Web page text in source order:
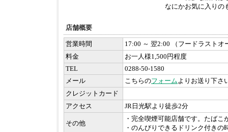
なにかお気に入りの
店舗概要
営業時間
17:00 ～ 翌2:00 （フードラストオ
料金
お一人様1,500円程度
TEL
0288-50-1580
メール
こちらのフォームよりお送り下さ
クレジットカード
アクセス
JR日光駅より徒歩2分
その他
・完全喫煙可能店舗です。たば
・のんびりできるドリンク付き